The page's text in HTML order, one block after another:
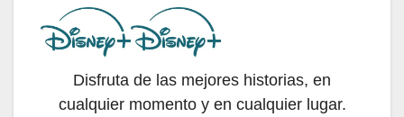
Disfruta de las mejores historias, en
cualquier momento y en cualquier lugar.